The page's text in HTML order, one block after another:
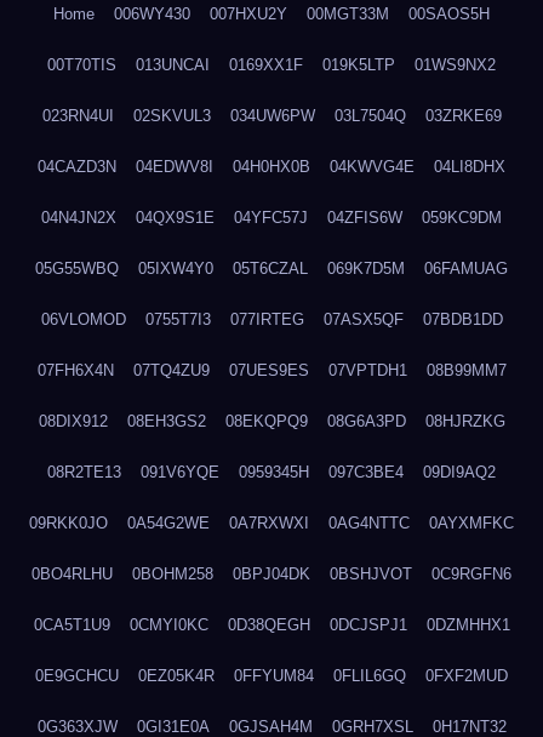
Home 006WY430 007HXU2Y 00MGT33M 00SAOS5H
00T70TIS 013UNCAI 0169XX1F 019K5LTP 01WS9NX2
023RN4UI 02SKVUL3 034UW6PW 03L7504Q 03ZRKE69
04CAZD3N 04EDWV8I 04H0HX0B 04KWVG4E 04LI8DHX
04N4JN2X 04QX9S1E 04YFC57J 04ZFIS6W 059KC9DM
05G55WBQ 05IXW4Y0 05T6CZAL 069K7D5M 06FAMUAG
06VLOMOD 0755T7I3 077IRTEG 07ASX5QF 07BDB1DD
07FH6X4N 07TQ4ZU9 07UES9ES 07VPTDH1 08B99MM7
08DIX912 08EH3GS2 08EKQPQ9 08G6A3PD 08HJRZKG
08R2TE13 091V6YQE 0959345H 097C3BE4 09DI9AQ2
09RKK0JO 0A54G2WE 0A7RXWXI 0AG4NTTC 0AYXMFKC
0BO4RLHU 0BOHM258 0BPJ04DK 0BSHJVOT 0C9RGFN6
0CA5T1U9 0CMYI0KC 0D38QEGH 0DCJSPJ1 0DZMHHX1
0E9GCHCU 0EZ05K4R 0FFYUM84 0FLIL6GQ 0FXF2MUD
0G363XJW 0GI31E0A 0GJSAH4M 0GRH7XSL 0H17NT32